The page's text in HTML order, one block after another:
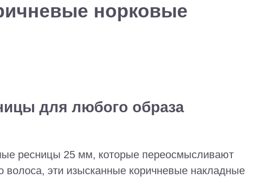
норковые
для любого образа
ресницы 25 мм, которые переосмысливают
волоса, эти изысканные коричневые накладные